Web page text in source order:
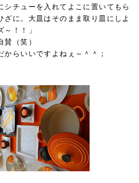
シチューを入れてよこに置いてもら
ざに。大皿はそのまま取り皿にしよ
！！」
賛（笑）
らいいですよねぇ～＾＾；